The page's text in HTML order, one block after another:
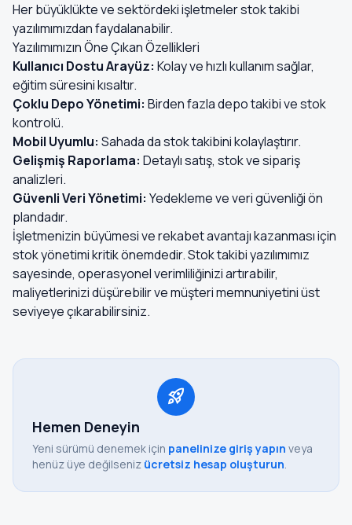
Her büyüklükte ve sektördeki işletmeler stok takibi
yazılımımızdan faydalanabilir.
Yazılımımızın Öne Çıkan Özellikleri
Kullanıcı Dostu Arayüz: Kolay ve hızlı kullanım sağlar,
eğitim süresini kısaltır.
Çoklu Depo Yönetimi: Birden fazla depo takibi ve stok
kontrolü.
Mobil Uyumlu: Sahada da stok takibini kolaylaştırır.
Gelişmiş Raporlama: Detaylı satış, stok ve sipariş
analizleri.
Güvenli Veri Yönetimi: Yedekleme ve veri güvenliği ön
plandadır.
İşletmenizin büyümesi ve rekabet avantajı kazanması için
stok yönetimi kritik önemdedir. Stok takibi yazılımımız
sayesinde, operasyonel verimliliğinizi artırabilir,
maliyetlerinizi düşürebilir ve müşteri memnuniyetini üst
seviyeye çıkarabilirsiniz.
rocket_launch
Hemen Deneyin
Yeni sürümü denemek için panelinize giriş yapın veya
henüz üye değilseniz ücretsiz hesap oluşturun.